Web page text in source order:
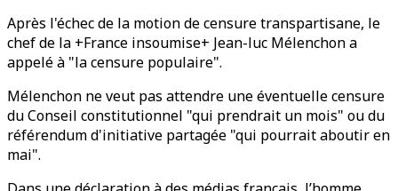
Après l'échec de la motion de censure transpartisane, le
chef de la +France insoumise+ Jean-luc Mélenchon a
appelé à "la censure populaire".
Mélenchon ne veut pas attendre une éventuelle censure
du Conseil constitutionnel "qui prendrait un mois" ou du
référendum d'initiative partagée "qui pourrait aboutir en
mai".